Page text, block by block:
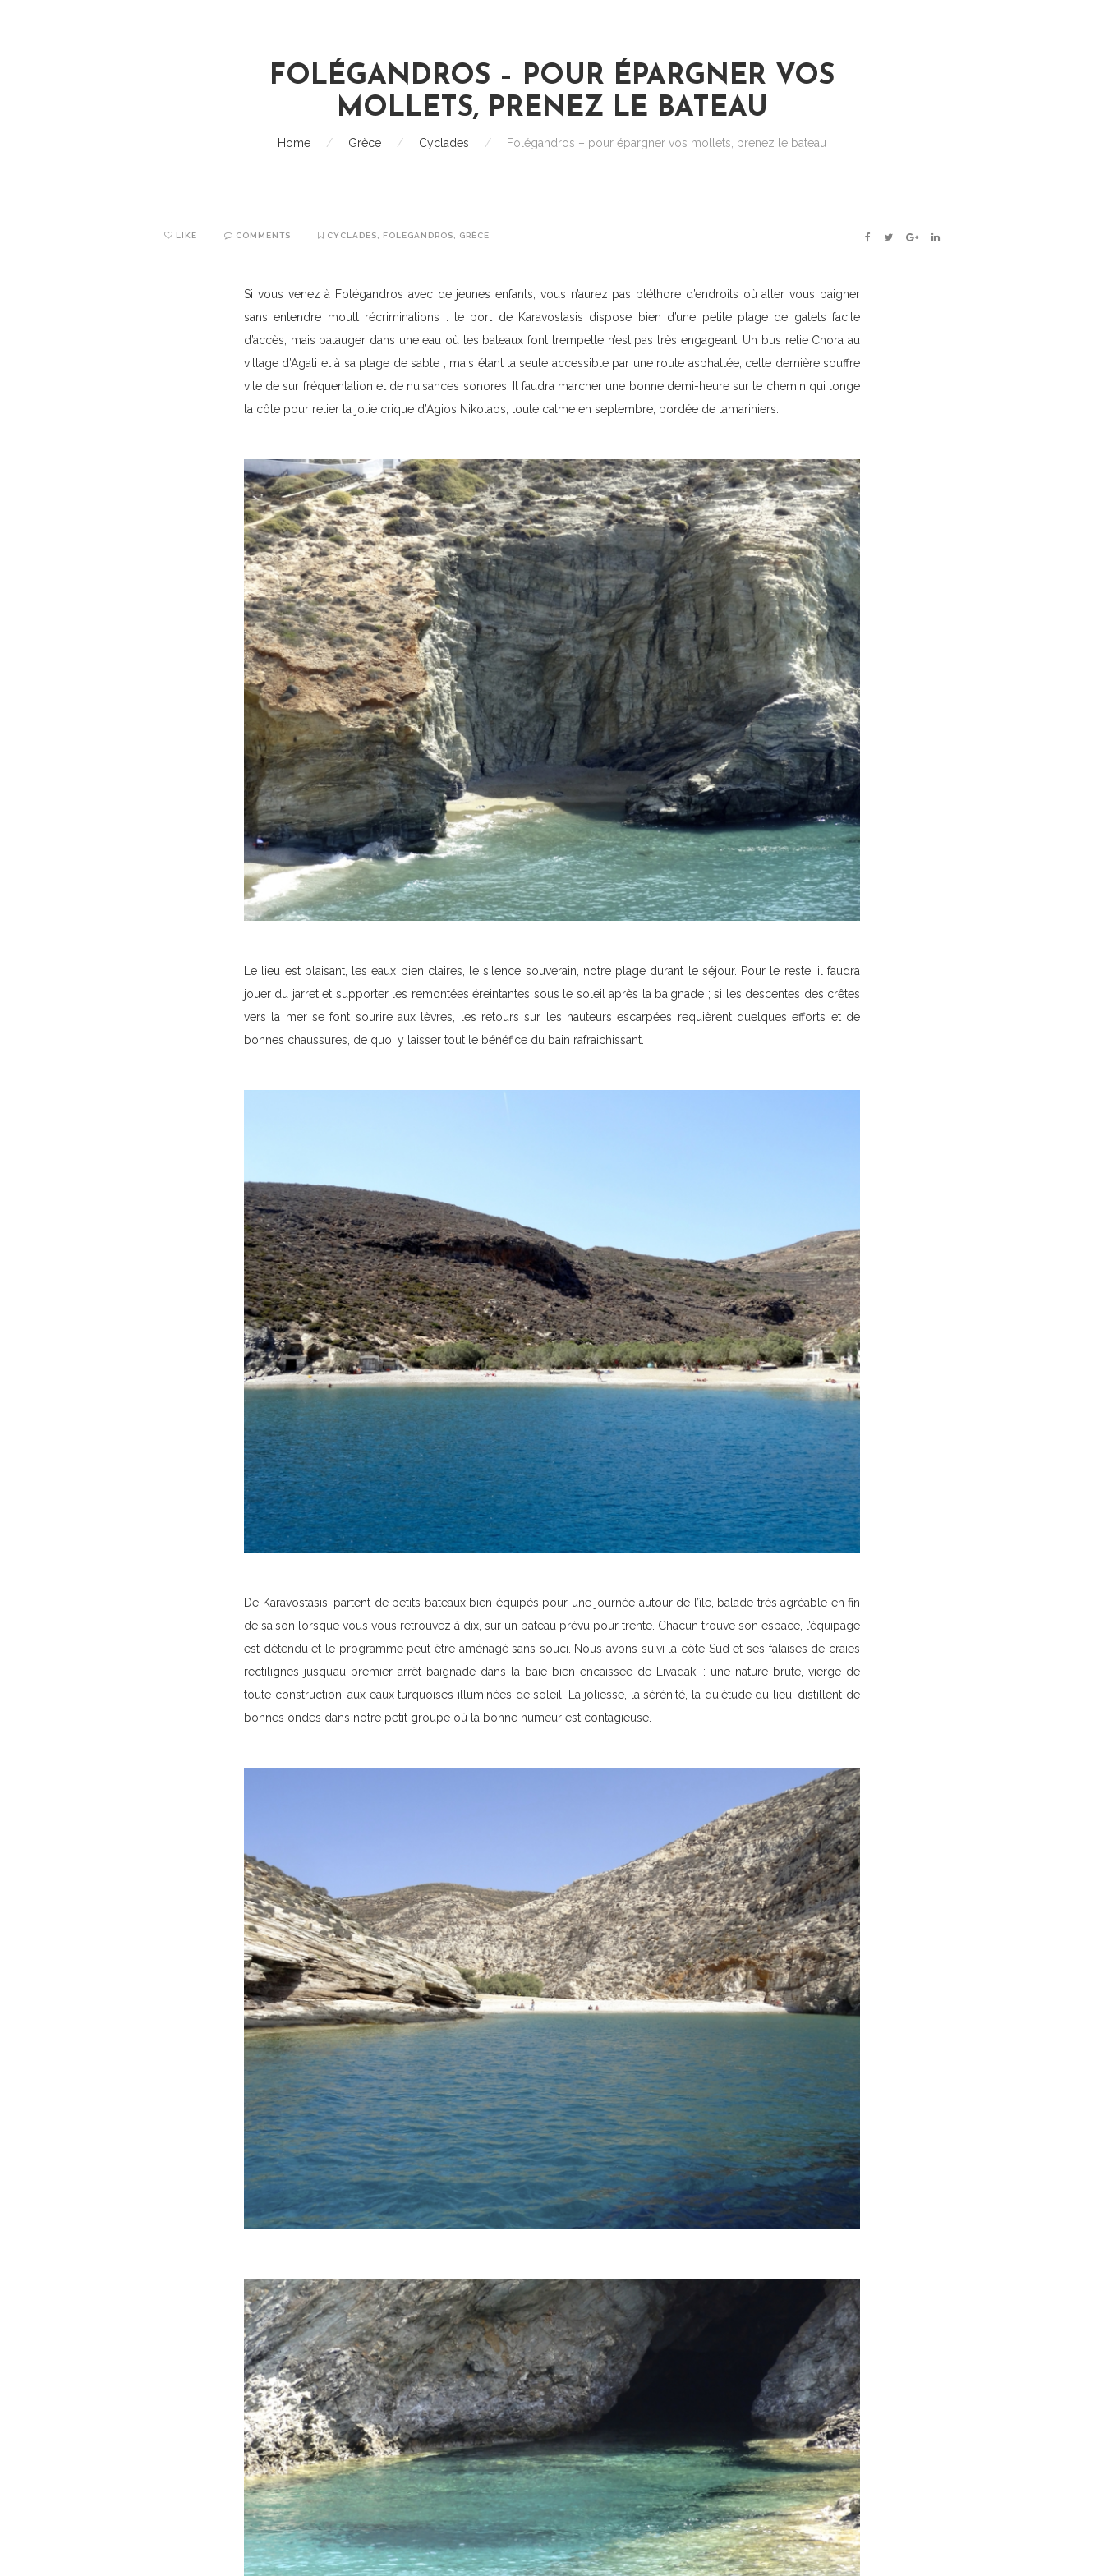
FOLÉGANDROS – POUR ÉPARGNER VOS
MOLLETS, PRENEZ LE BATEAU
Home / Grèce / Cyclades / Folégandros – pour épargner vos mollets, prenez le bateau
LIKE COMMENTS CYCLADES FOLEGANDROS GRÈCE FACEBOOK
TWITTER
GOOGLE+LINKEDIN
Si vous venez à Folégandros avec de jeunes enfants, vous n’aurez pas pléthore d’endroits où aller vous baigner
sans entendre moult récriminations : le port de Karavostasis dispose bien d’une petite plage de galets facile
d’accès, mais patauger dans une eau où les bateaux font trempette n’est pas très engageant. Un bus relie Chora au
village d’Agali et à sa plage de sable ; mais étant la seule accessible par une route asphaltée, cette dernière souffre
vite de sur fréquentation et de nuisances sonores. Il faudra marcher une bonne demi-heure sur le chemin qui longe
la côte pour relier la jolie crique d’Agios Nikolaos, toute calme en septembre, bordée de tamariniers.
Le lieu est plaisant, les eaux bien claires, le silence souverain, notre plage durant le séjour. Pour le reste, il faudra
jouer du jarret et supporter les remontées éreintantes sous le soleil après la baignade ; si les descentes des crêtes
vers la mer se font sourire aux lèvres, les retours sur les hauteurs escarpées requièrent quelques efforts et de
bonnes chaussures, de quoi y laisser tout le bénéfice du bain rafraichissant.
De Karavostasis, partent de petits bateaux bien équipés pour une journée autour de l’île, balade très agréable en fin
de saison lorsque vous vous retrouvez à dix, sur un bateau prévu pour trente. Chacun trouve son espace, l’équipage
est détendu et le programme peut être aménagé sans souci. Nous avons suivi la côte Sud et ses falaises de craies
rectilignes jusqu’au premier arrêt baignade dans la baie bien encaissée de Livadaki : une nature brute, vierge de
toute construction, aux eaux turquoises illuminées de soleil. La joliesse, la sérénité, la quiétude du lieu, distillent de
bonnes ondes dans notre petit groupe où la bonne humeur est contagieuse.